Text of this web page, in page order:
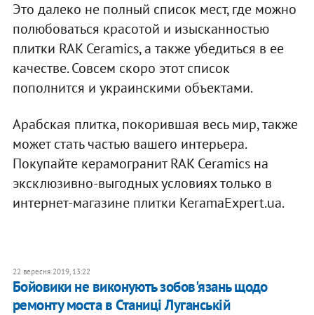
Это далеко не полный список мест, где можно
полюбоваться красотой и изысканностью
плитки RAK Ceramics, а также убедиться в ее
качестве. Совсем скоро этот список
пополнится и украинскими объектами.
Арабская плитка, покорившая весь мир, также
может стать частью вашего интерьера.
Покупайте керамогранит RAK Ceramics на
эксклюзивно-выгодных условиях только в
интернет-магазине плитки KeramaExpert.ua.
22 вересня 2019, 13:22
Бойовики не виконують зобов'язань щодо
ремонту моста в Станиці Луганській